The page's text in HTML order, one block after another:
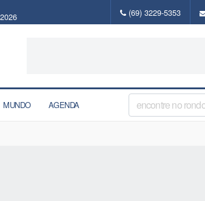
(69) 3229-5353
MUNDO AGENDA